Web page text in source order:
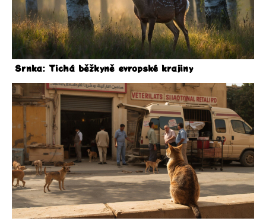
Srnka: Tichá běžkyně evropské krajiny